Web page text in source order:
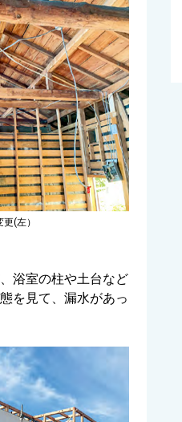
(左）
浴室の柱や土台など
を見て、漏水があっ